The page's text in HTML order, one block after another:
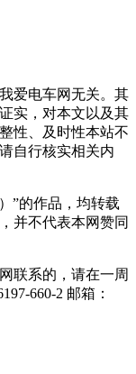
爱电车网无关。其
实，对本文以及其
性、及时性本站不
自行核实相关内
”的作品，均转载
并不代表本网赞同
联系的，请在一周
660-2 邮箱：